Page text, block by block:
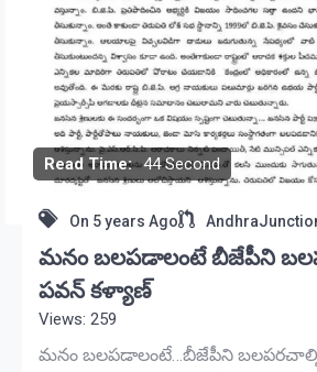
Read Time: 44 Second
On 5 years Ago
మనం బలపడాలంటే బీజేపీని
పవన్ కళ్యాణ్
Views: 259
మనం బలపడాలంటే…బీజేపీని